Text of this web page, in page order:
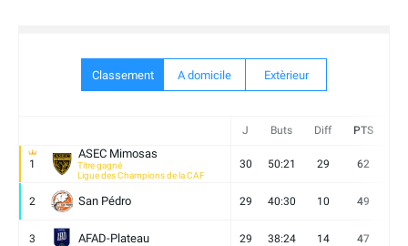
Classement A domicile Extèrieur
J Buts Diff PTS
1
ASEC Mimosas
Titre gagné
Ligue des Champions de la CAF
30 50:21 29 62
2 San Pédro 29 40:30 10 49
3 AFAD-Plateau 29 38:24 14 47